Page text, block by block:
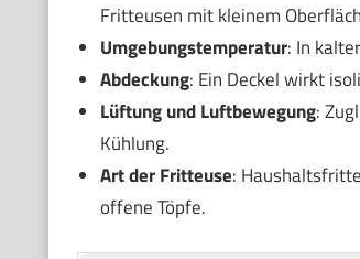
Fritteusen mit kleinem
Umgebungstemperatur: In
Abdeckung: Ein Deckel wirkt
Lüftung und Luftbewegung:
Kühlung.
Art der Fritteuse:
offene Töpfe.